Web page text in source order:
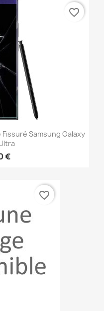
Samsung Galaxy
€
favorite_border
favorite_border